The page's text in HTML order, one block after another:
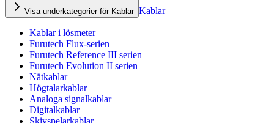
Visa underkategorier för Kablar Kablar
Kablar i lösmeter
Furutech Flux-serien
Furutech Reference III serien
Furutech Evolution II serien
Nätkablar
Högtalarkablar
Analoga signalkablar
Digitalkablar
Skivspelarkablar